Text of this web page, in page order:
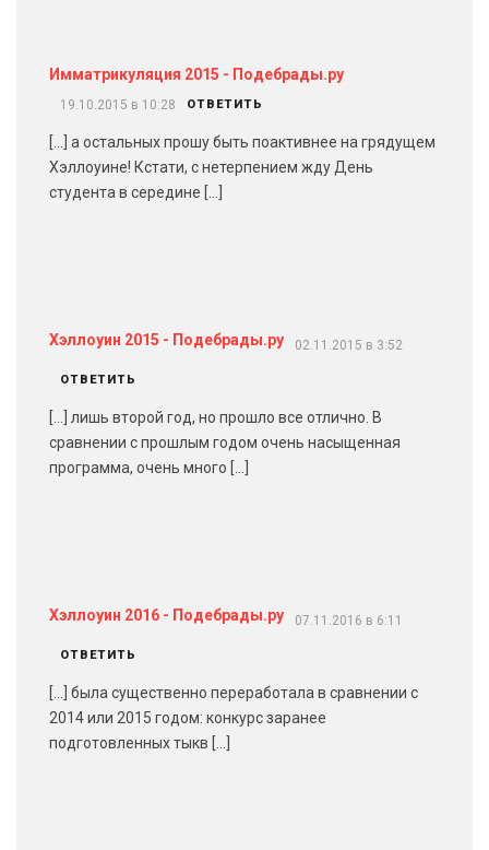
Имматрикуляция 2015 - Подебрады.ру
19.10.2015 в 10:28 ОТВЕТИТЬ
[…] а остальных прошу быть поактивнее на грядущем
Хэллоуине! Кстати, с нетерпением жду День
студента в середине […]
Хэллоуин 2015 - Подебрады.ру 02.11.2015 в 3:52
ОТВЕТИТЬ
[…] лишь второй год, но прошло все отлично. В
сравнении с прошлым годом очень насыщенная
программа, очень много […]
Хэллоуин 2016 - Подебрады.ру 07.11.2016 в 6:11
ОТВЕТИТЬ
[…] была существенно переработала в сравнении с
2014 или 2015 годом: конкурс заранее
подготовленных тыкв […]